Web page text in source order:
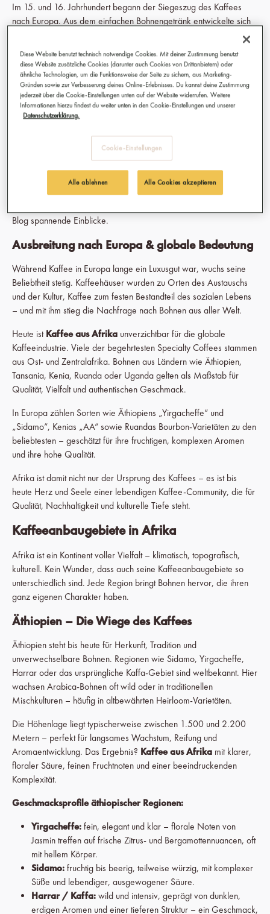
Im 15. und 16. Jahrhundert begann der Siegeszug des Kaffees
nach Europa. Aus dem einfachen Bohnengetränk entwickelte sich
eine globale Kultur. Kaffeehäuser wurden Treffpunkte für Handel,
Politik, Kunst und Gesellschaft.
Afrika blieb dabei nicht außen vor: Mit Kolonialisierung und
Globalisierung breitete sich der Kaffeeanbau auf weitere Regionen
des Kontinents aus. Bis heute behauptet sichKaffee aus Afrika
feste Größe in der weltweiten Kaffeeindustrie. Selbst tausende
afrikanischer Kaffee mit Leidenschaft und Respekt produziert.
Handelsrouten bis zur heutigen Spezialitätenkultur – genauer
verstehen möchte, findet in unserem Hintergrundartikel
Blog spannende Einblicke.
Ausbreitung nach Europa & globale Bedeutung
Während Kaffee in Europa lange ein Luxusgut war, wuchs seine
Beliebtheit stetig. Kaffeehäuser wurden zu Orten des Austauschs
und der Kultur, Kaffee zum festen Bestandteil des sozialen Lebens
– und mit ihm stieg die Nachfrage nach Bohnen aus aller Welt.
Heute ist Kaffee aus Afrika unverzichtbar für die globale
Kaffeeindustrie. Viele der begehrtesten Specialty Coffees stammen
aus Ost- und Zentralafrika. Bohnen aus Ländern wie Äthiopien,
Tansania, Kenia, Ruanda oder Uganda gelten als Maßstab für
Qualität, Vielfalt und authentischen Geschmack.
In Europa zählen Sorten wie Äthiopiens „Yirgacheffe“ und
„Sidamo“, Kenias „AA“ sowie Ruandas Bourbon-Varietäten zu den
beliebtesten – geschätzt für ihre fruchtigen, komplexen Aromen
und ihre hohe Qualität.
Afrika ist damit nicht nur der Ursprung des Kaffees – es ist bis
heute Herz und Seele einer lebendigen Kaffee-Community, die für
Qualität, Nachhaltigkeit und kulturelle Tiefe steht.
Kaffeeanbaugebiete in Afrika
Afrika ist ein Kontinent voller Vielfalt – klimatisch, topografisch,
kulturell. Kein Wunder, dass auch seine Kaffeeanbaugebiete so
unterschiedlich sind. Jede Region bringt Bohnen hervor, die ihren
ganz eigenen Charakter haben.
Äthiopien – Die Wiege des Kaffees
Äthiopien steht bis heute für Herkunft, Tradition und
unverwechselbare Bohnen. Regionen wie Sidamo, Yirgacheffe,
Harrar oder das ursprüngliche Kaffa-Gebiet sind weltbekannt. Hier
wachsen Arabica-Bohnen oft wild oder in traditionellen
Mischkulturen – häufig in altbewährten Heirloom-Varietäten.
Die Höhenlage liegt typischerweise zwischen 1.500 und 2.200
Metern – perfekt für langsames Wachstum, Reifung und
Aromaentwicklung. Das Ergebnis? Kaffee aus Afrika mit klarer,
floraler Säure, feinen Fruchtnoten und einer beeindruckenden
Komplexität.
Geschmacksprofile äthiopischer Regionen:
Yirgacheffe: fein, elegant und klar – florale Noten von
Jasmin treffen auf frische Zitrus- und Bergamottennuancen, oft
mit hellem Körper.
Sidamo: fruchtig bis beerig, teilweise würzig, mit komplexer
Süße und lebendiger, ausgewogener Säure.
Harrar / Kaffa: wild und intensiv, geprägt von dunklen,
erdigen Aromen und einer tieferen Struktur – ein Geschmack,
Diese Website benutzt technisch notwendige Cookies. Mit deiner Zustimmung benutzt
diese Website zusätzliche Cookies (darunter auch Cookies von Drittanbietern) oder
ähnliche Technologien, um die Funktionsweise der Seite zu sichern, aus Marketing-
Gründen sowie zur Verbesserung deines Online-Erlebnisses. Du kannst deine Zustimmung
jederzeit über die Cookie-Einstellungen unten auf der Website widerrufen. Weitere
Informationen hierzu findest du weiter unten in den Cookie-Einstellungen und unserer
Datenschutzerklärung.
Cookie-Einstellungen
Alle ablehnen Alle Cookies akzeptieren